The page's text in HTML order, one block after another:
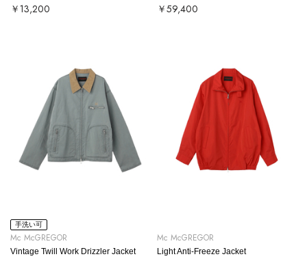
￥13,200 ￥59,400
手洗い可
Mc McGREGOR
Vintage Twill Work Drizzler Jacket
Mc McGREGOR
Light Anti-Freeze Jacket